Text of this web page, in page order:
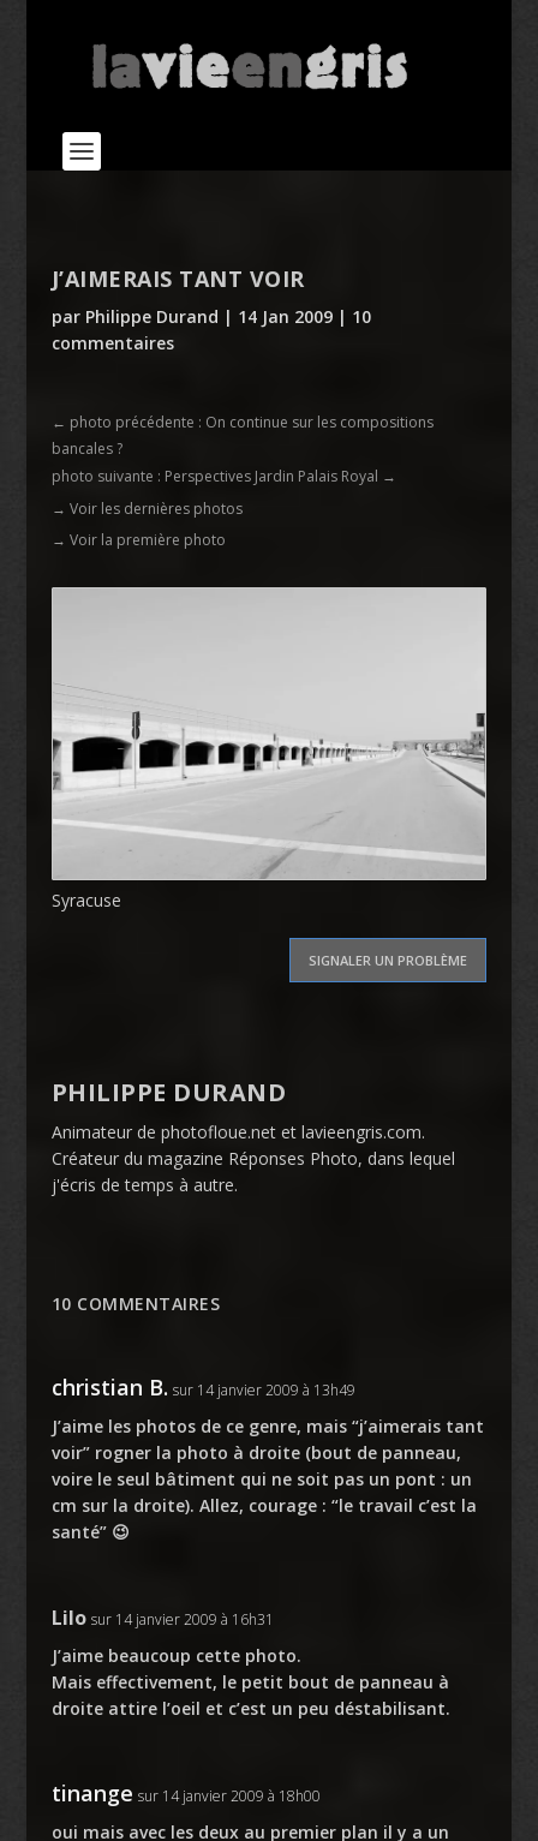
J’AIMERAIS TANT VOIR
par Philippe Durand | 14 Jan 2009| 10
commentaires
← photo précédente : On continue sur les compositions
bancales ?
photo suivante : Perspectives Jardin Palais Royal →
→ Voir les dernières photos
→ Voir la première photo
Syracuse
SIGNALER UN PROBLÈME
PHILIPPE DURAND
Animateur de photofloue.net et lavieengris.com.
Créateur du magazine Réponses Photo, dans lequel
j'écris de temps à autre.
10 COMMENTAIRES
christian B. sur 14 janvier 2009 à 13h49
J’aime les photos de ce genre, mais “j’aimerais tant
voir” rogner la photo à droite (bout de panneau,
voire le seul bâtiment qui ne soit pas un pont : un
cm sur la droite). Allez, courage : “le travail c’est la
santé” 😉
Lilo sur 14 janvier 2009 à 16h31
J’aime beaucoup cette photo.
Mais effectivement, le petit bout de panneau à
droite attire l’oeil et c’est un peu déstabilisant.
tinange sur 14 janvier 2009 à 18h00
oui mais avec les deux au premier plan il y a un